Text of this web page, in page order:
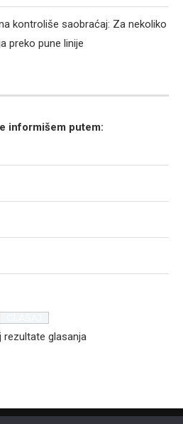
kontroliše saobraćaj: Za nekoliko
preko pune linije
informišem putem:
rezultate glasanja